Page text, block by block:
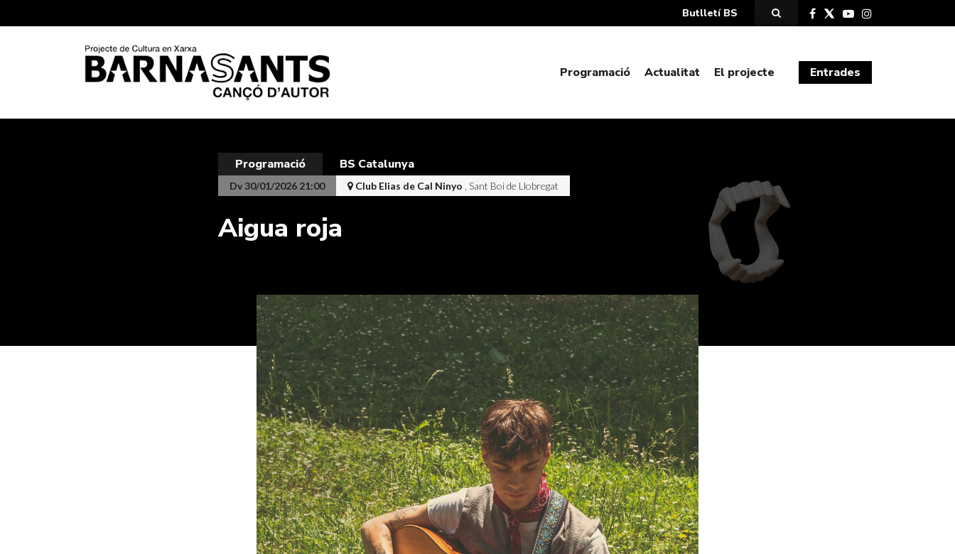
Butlletí BS
Programació Actualitat El projecte Entrades
Programació BS Catalunya
Dv 30/01/2026 21:00 Club Elias de Cal Ninyo , Sant Boi de Llobregat
Aigua roja